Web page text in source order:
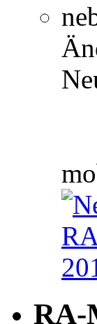
RA-